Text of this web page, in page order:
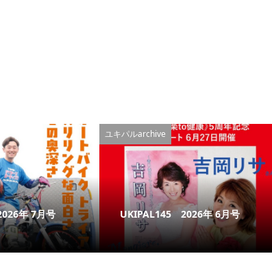
年 7月号
ユキパルarchive
UKIPAL145 2026年 6月号